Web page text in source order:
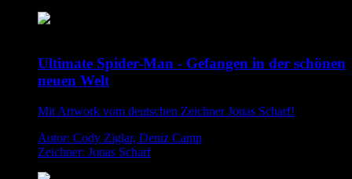
Ultimate Spider-Man - Gefangen in der schönen
neuen Welt
Mit Artwork vom deutschen Zeichner Jonas Scharf!
Autor: Cody Ziglar, Deniz Camp
Zeichner: Jonas Scharf